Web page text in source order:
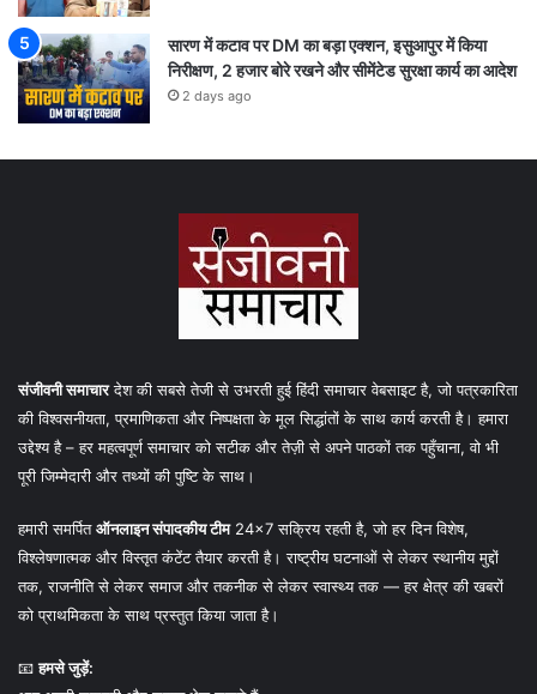
सारण में कटाव पर DM का बड़ा एक्शन, इसुआपुर में किया
निरीक्षण, 2 हजार बोरे रखने और सीमेंटेड सुरक्षा कार्य का आदेश
2 days ago
संजीवनी समाचारदेश की सबसे तेजी से उभरती हुई हिंदी समाचार वेबसाइट है, जो पत्रकारिता
की विश्वसनीयता, प्रमाणिकता और निष्पक्षता के मूल सिद्धांतों के साथ कार्य करती है। हमारा
उद्देश्य है – हर महत्वपूर्ण समाचार को सटीक और तेज़ी से अपने पाठकों तक पहुँचाना, वो भी
पूरी जिम्मेदारी और तथ्यों की पुष्टि के साथ।
हमारी समर्पितऑनलाइन संपादकीय टीम24×7 सक्रिय रहती है, जो हर दिन विशेष,
विश्लेषणात्मक और विस्तृत कंटेंट तैयार करती है। राष्ट्रीय घटनाओं से लेकर स्थानीय मुद्दों
तक, राजनीति से लेकर समाज और तकनीक से लेकर स्वास्थ्य तक — हर क्षेत्र की खबरों
को प्राथमिकता के साथ प्रस्तुत किया जाता है।
📧हमसे जुड़ें: